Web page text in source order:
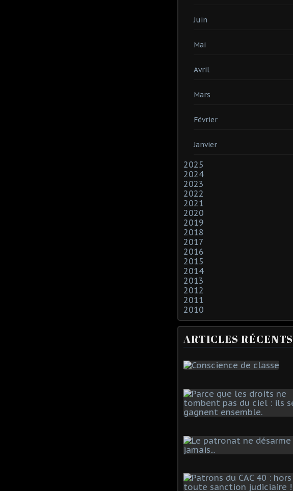
Juin
Mai
Avril
Mars
Février
Janvier
2025
2024
2023
2022
2021
2020
2019
2018
2017
2016
2015
2014
2013
2012
2011
2010
ARTICLES RÉCENTS